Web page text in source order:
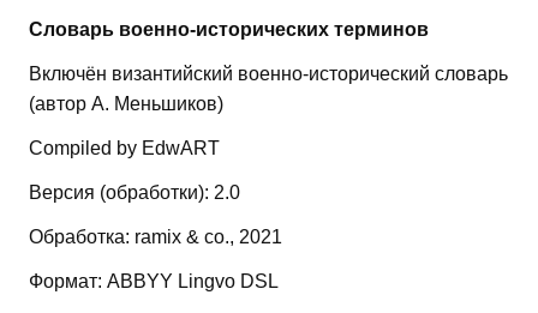
Словарь военно-исторических терминов
Включён византийский военно-исторический словарь
(автор А. Меньшиков)
Compiled by EdwART
Версия (обработки): 2.0
Обработка: ramix & co., 2021
Формат: ABBYY Lingvo DSL